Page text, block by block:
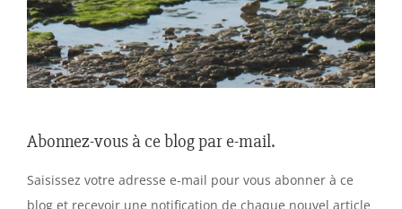
Abonnez-vous à ce blog par e-mail.
Saisissez votre adresse e-mail pour vous abonner à ce
blog et recevoir une notification de chaque nouvel article